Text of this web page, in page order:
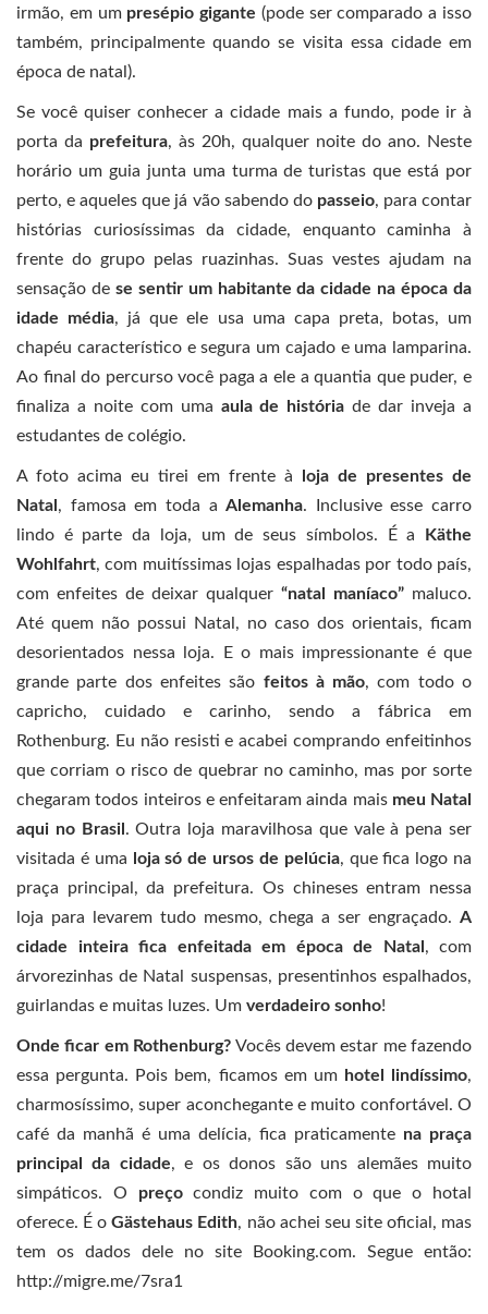
irmão, em um presépio gigante (pode ser comparado a isso
também, principalmente quando se visita essa cidade em
época de natal).
Se você quiser conhecer a cidade mais a fundo, pode ir à
porta da prefeitura, às 20h, qualquer noite do ano. Neste
horário um guia junta uma turma de turistas que está por
perto, e aqueles que já vão sabendo do passeio, para contar
histórias curiosíssimas da cidade, enquanto caminha à
frente do grupo pelas ruazinhas. Suas vestes ajudam na
sensação dese sentir um habitante da cidade na época da
idade média, já que ele usa uma capa preta, botas, um
chapéu característico e segura um cajado e uma lamparina.
Ao final do percurso você paga a ele a quantia que puder, e
finaliza a noite com uma aula de história de dar inveja a
estudantes de colégio.
A foto acima eu tirei em frente à
loja de presentes de
Natal , famosa em toda aAlemanha. Inclusive esse carro
lindo é parte da loja, um de seus símbolos. É a
Käthe
Wohlfahrt, com muitíssimas lojas espalhadas por todo país,
com enfeites de deixar qualquer “natal maníaco” maluco.
Até quem não possui Natal, no caso dos orientais, ficam
desorientados nessa loja. E o mais impressionante é que
grande parte dos enfeites são feitos à mão, com todo o
capricho, cuidado e carinho, sendo a fábrica em
Rothenburg. Eu não resisti e acabei comprando enfeitinhos
que corriam o risco de quebrar no caminho, mas por sorte
chegaram todos inteiros e enfeitaram ainda mais meu Natal
aqui no Brasil . Outra loja maravilhosa que vale à pena ser
visitada é uma
loja só de ursos de pelúcia, que fica logo na
praça principal, da prefeitura. Os chineses entram nessa
loja para levarem tudo mesmo, chega a ser engraçado. A
cidade inteira fica enfeitada em época de Natal , com
árvorezinhas de Natal suspensas, presentinhos espalhados,
guirlandas e muitas luzes. Um verdadeiro sonho!
Onde ficar em Rothenburg? Vocês devem estar me fazendo
essa pergunta. Pois bem, ficamos em um hotel lindíssimo,
charmosíssimo, super aconchegante e muito confortável. O
café da manhã é uma delícia, fica praticamente na praça
principal da cidade, e os donos são uns alemães muito
simpáticos. O preçocondiz muito com o que o hotal
oferece. É oGästehaus Edith, não achei seu site oficial, mas
tem os dados dele no site Booking.com. Segue então:
http://migre.me/7sra1